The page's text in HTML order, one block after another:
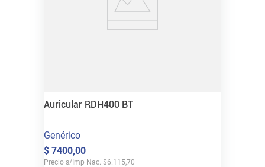
Auricular RDH400 BT
Genérico
$ 7400,00
Precio s/Imp Nac. $6.115,70